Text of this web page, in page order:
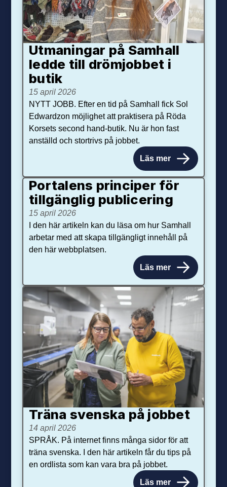
Utmaningar på Sam­hall
ledde till dröm­jobbet i
butik
15 april 2026
NYTT JOBB. Efter en tid på Samhall fick Sol
Edwardzon möjlighet att praktisera på Röda
Korsets second hand-butik. Nu är hon fast
anställd och stortrivs på jobbet.
Läs mer
Portalens principer för
tillgänglig publicering
15 april 2026
I den här artikeln kan du läsa om hur Samhall
arbetar med att skapa tillgängligt innehåll på
den här webbplatsen.
Läs mer
Träna svenska på jobbet
14 april 2026
SPRÅK. På internet finns många sidor för att
träna svenska. I den här artikeln får du tips på
en ordlista som kan vara bra på jobbet.
Läs mer